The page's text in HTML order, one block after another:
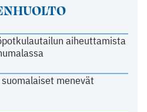
aiheuttamista
menevät